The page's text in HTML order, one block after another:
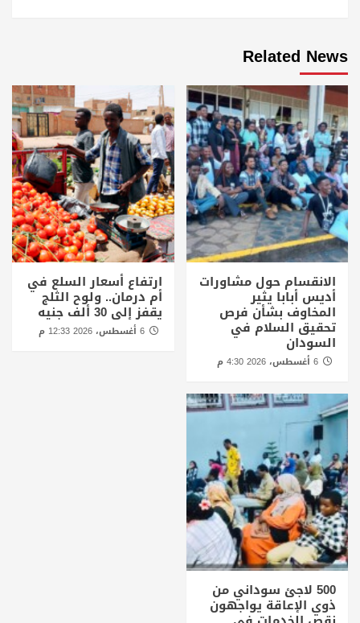
Related News
الانقسام حول مشاورات
أديس أبابا يثير
المخاوف بشأن فرص
تحقيق السلام في
السودان
ارتفاع أسعار السلع في
أم درمان.. ولوح الثلج
يقفز إلى 30 ألف جنيه
6 أغسطس، 2026 12:33 م
500 لاجئ سوداني من
ذوي الإعاقة يواجهون